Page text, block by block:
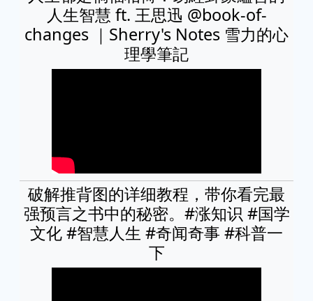
人生智慧 ft. 王思迅 @book-of-
changes ｜Sherry's Notes 雪力的心
理學筆記
破解推背图的详细教程，带你看完最
强预言之书中的秘密。#涨知识 #国学
文化 #智慧人生 #奇闻奇事 #科普一
下